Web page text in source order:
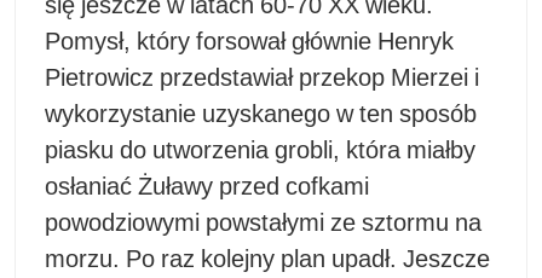
Pomysł, który forsował głównie Henryk
Pietrowicz przedstawiał przekop Mierzei i
wykorzystanie uzyskanego w ten sposób
piasku do utworzenia grobli, która miałby
osłaniać Żuławy przed cofkami
powodziowymi powstałymi ze sztormu na
morzu. Po raz kolejny plan upadł. Jeszcze